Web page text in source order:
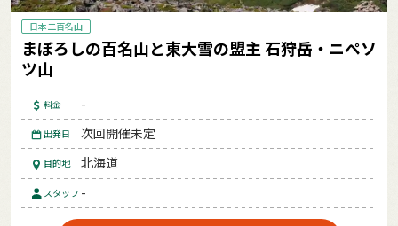
日本二百名山
まぼろしの百名山と東大雪の盟主 石狩岳・ニペソ
ツ山
料金 -
出発日 次回開催未定
目的地 北海道
スタッフ -